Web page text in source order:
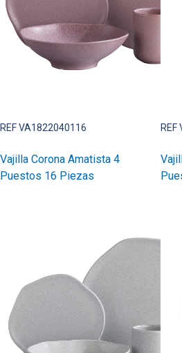
REF VA1822040116
Vajilla Corona Amatista 4
Puestos 16 Piezas
REF